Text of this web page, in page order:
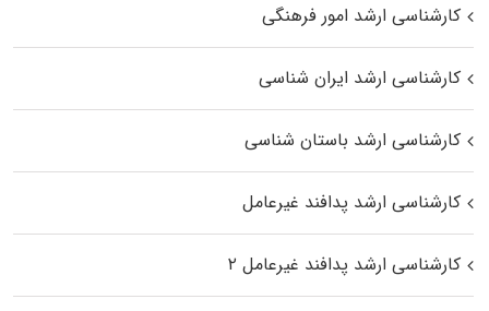
کارشناسی ارشد امور فرهنگی
کارشناسی ارشد ایران شناسی
کارشناسی ارشد باستان شناسی
کارشناسی ارشد پدافند غیرعامل
کارشناسی ارشد پدافند غیرعامل ۲